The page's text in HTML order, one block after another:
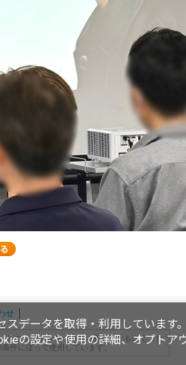
せ
るコンテンツをベースに変更したもので、ク
件に従って使用しています。
スデータを取得・利用しています
の設定や使用の詳細、オプトア